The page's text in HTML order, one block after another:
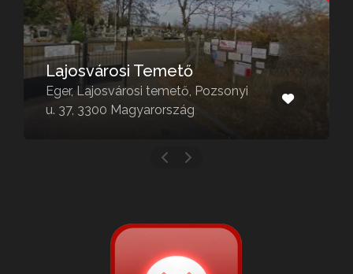
Lajosvárosi Temető
Eger, Lajosvárosi temető, Pozsonyi
u. 37, 3300 Magyarország